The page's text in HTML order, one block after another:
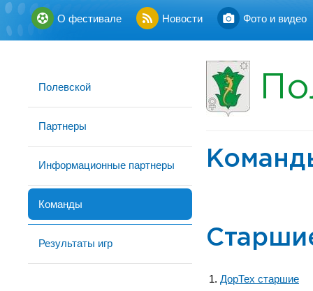
О фестивале Новости Фото и видео
Полевской
Партнеры
Информационные партнеры
Команды
Результаты игр
ДорТех старшие